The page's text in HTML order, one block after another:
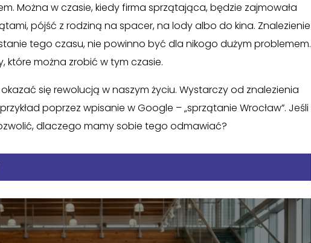
Można w czasie, kiedy firma sprzątająca, będzie zajmowała
pójść z rodziną na spacer, na lody albo do kina. Znalezienie
tego czasu, nie powinno być dla nikogo dużym problemem.
które można zrobić w tym czasie.
się rewolucją w naszym życiu. Wystarczy od znalezienia
poprzez wpisanie w Google – „sprzątanie Wrocław”. Jeśli
dlaczego mamy sobie tego odmawiać?